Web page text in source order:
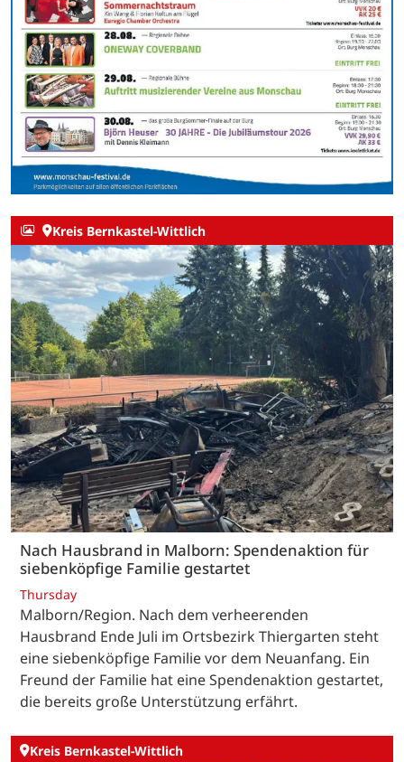
Kreis Bernkastel-Wittlich
Nach Hausbrand in Malborn: Spendenaktion für
siebenköpfige Familie gestartet
Thursday
Malborn/Region. Nach dem verheerenden
Hausbrand Ende Juli im Ortsbezirk Thiergarten steht
eine siebenköpfige Familie vor dem Neuanfang. Ein
Freund der Familie hat eine Spendenaktion gestartet,
die bereits große Unterstützung erfährt.
Kreis Bernkastel-Wittlich